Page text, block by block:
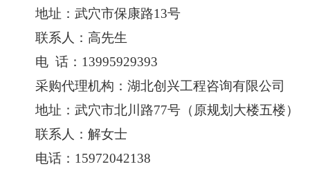
地址：武穴市保康路13号
联系人：高先生
电 话： 1 3995929393
采购代理机构：湖北创兴工程咨询有限公司
地址：武穴市北川路77号（原规划大楼五楼）
联系人：解女士
电话： 15972042138